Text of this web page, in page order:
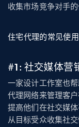
收集市场竞争对手
住宅代理的常见使用
#1: 社交媒体营
一家设计工作室也
代理网络来管理客
提高他们在社交媒
从目标受众收集社